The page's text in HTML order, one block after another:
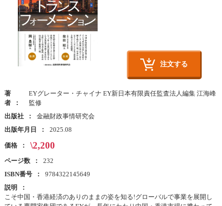
注文する
著
者
EYグレーター・チャイナ EY新日本有限責任監査法人編集 江海峰
監修
出版社
金融財政事情研究会
出版年月日
2025.08
価格 \2,200
ページ数
232
ISBN番号
9784322145649
説明
こそ中国・香港経済のありのままの姿を知る!グローバルで事業を展開し